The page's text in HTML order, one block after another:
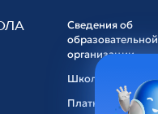
Сведения об
образовательной
организации
Школа
Платные услуги